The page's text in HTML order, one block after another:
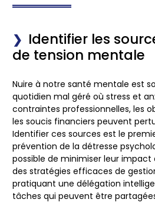
Identifier les
de tension mentale
Nuire à notre santé mentale est
quotidien mal géré où stress et
contraintes professionnelles, les
les soucis financiers peuvent
Identifier ces sources est le
prévention de la détresse
possible de minimiser leur
des stratégies efficaces de
pratiquant une délégation
tâches qui peuvent être